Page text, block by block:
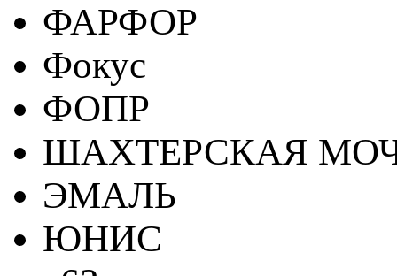
ФАРФОР
Фокус
ФОПР
ШАХТЕРСКАЯ
ЭМАЛЬ
ЮНИС